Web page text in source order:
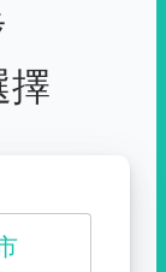
擇